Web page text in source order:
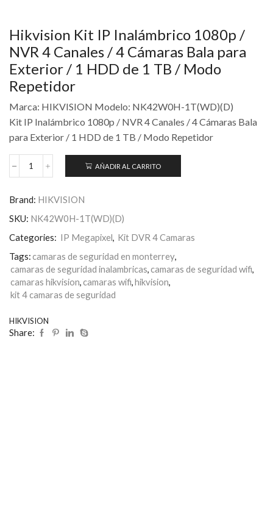
Hikvision Kit IP Inalámbrico 1080p /
NVR 4 Canales / 4 Cámaras Bala para
Exterior / 1 HDD de 1 TB / Modo
Repetidor
Marca: HIKVISION Modelo: NK42W0H-1T(WD)(D)
Kit IP Inalámbrico 1080p / NVR 4 Canales / 4 Cámaras Bala
para Exterior / 1 HDD de 1 TB / Modo Repetidor
AÑADIR AL CARRITO
Brand: HIKVISION
SKU: NK42W0H-1T(WD)(D)
Categories: IP Megapixel, Kit DVR 4 Camaras
Tags: camaras de seguridad en monterrey,
camaras de seguridad inalambricas, camaras de seguridad wifi,
camaras hikvision, camaras wifi,hikvision,
kit 4 camaras de seguridad
HIKVISION
Share: